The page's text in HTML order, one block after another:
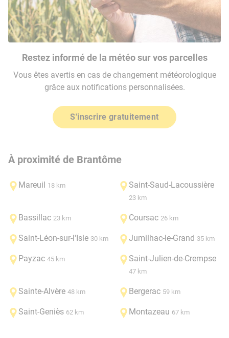
Restez informé de la météo sur vos parcelles
Vous êtes avertis en cas de changement météorologique
grâce aux notifications personnalisées.
S'inscrire gratuitement
À proximité de Brantôme
Mareuil 18 km Saint-Saud-Lacoussière
23 km
Bassillac 23 km Coursac 26 km
Saint-Léon-sur-l'Isle 30 km Jumilhac-le-Grand 35 km
Payzac 45 km Saint-Julien-de-Crempse
47 km
Sainte-Alvère 48 km Bergerac 59 km
Saint-Geniès 62 km Montazeau 67 km